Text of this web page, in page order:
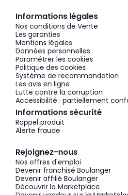
Informations légales
Nos conditions de Vente
Les garanties
Mentions légales
Données personnelles
Paramétrer les cookies
Politique des cookies
Système de recommandation
Les avis en ligne
Lutte contre la corruption
Accessibilité : partiellement
Informations sécurité
Rappel produit
Alerte fraude
Rejoignez-nous
Nos offres d'emploi
Devenir franchisé Boulanger
Devenir affilié Boulanger
Découvrir la Marketplace